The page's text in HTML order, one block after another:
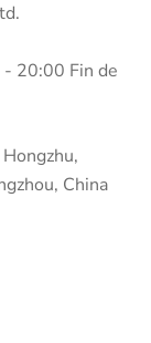
20:00 Fin de
China